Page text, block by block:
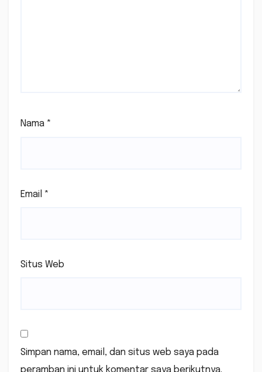
Nama *
Email *
Situs Web
Simpan nama, email, dan situs web saya pada
peramban ini untuk komentar saya berikutnya.